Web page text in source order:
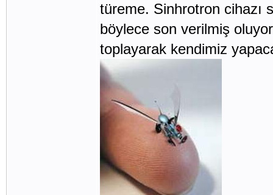
türeme. Sinhrotron cihazı
böylece son verilmiş
toplayarak kendimiz